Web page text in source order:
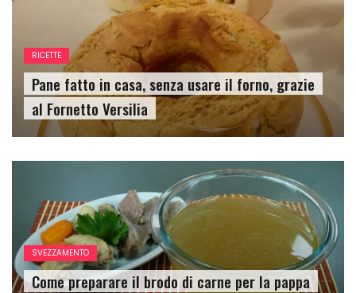
RICETTE
Pane fatto in casa, senza usare il forno, grazie
al Fornetto Versilia
SVEZZAMENTO
Come preparare il brodo di carne per la pappa